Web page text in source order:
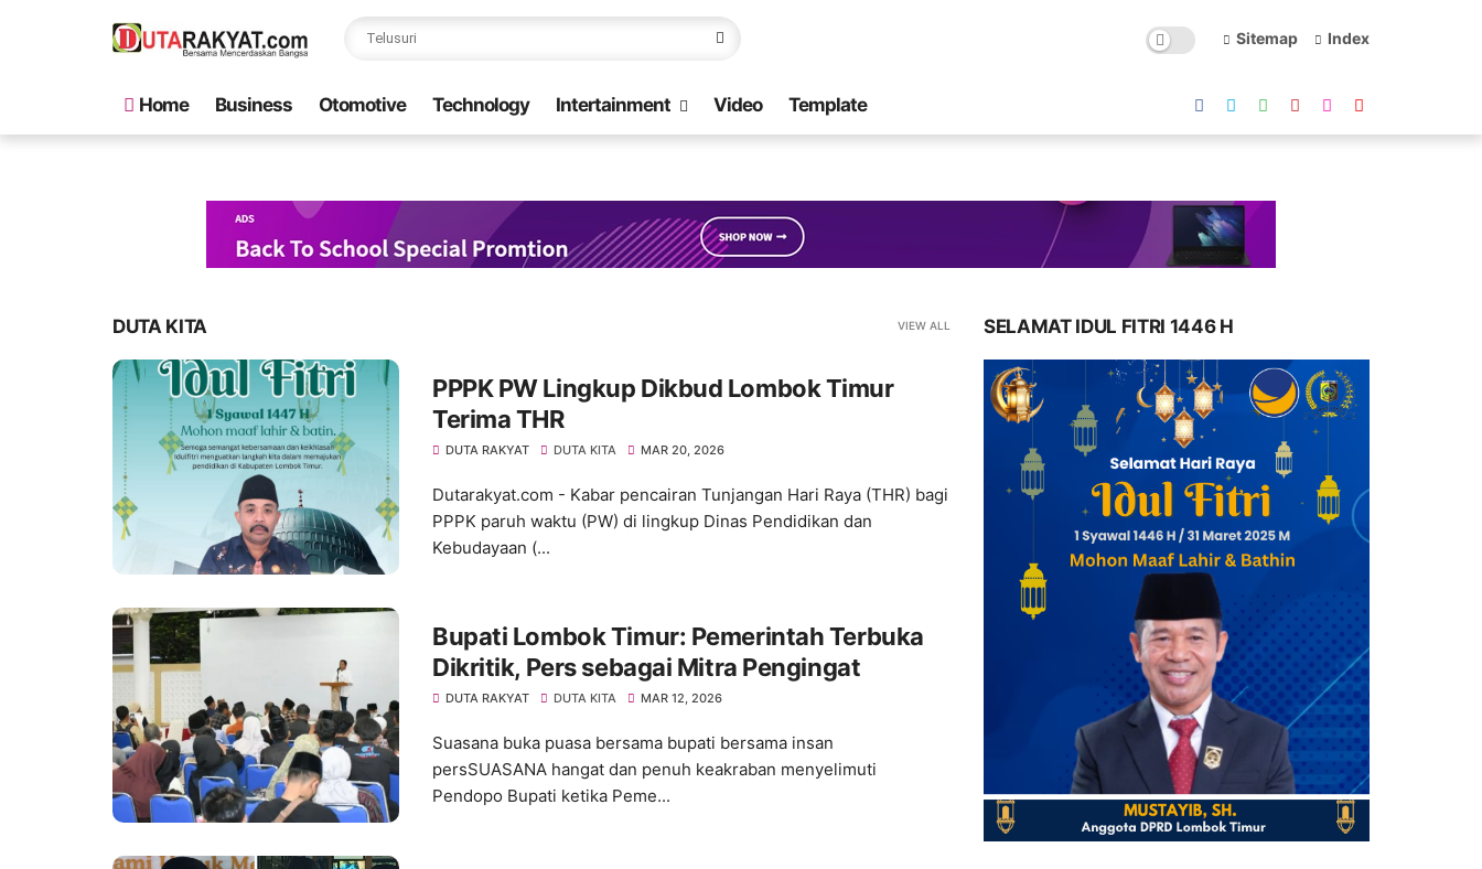
Sitemap Index
Home Business Otomotive Technology Intertainment Video Template
DUTA KITA VIEW ALL
PPPK PW Lingkup Dikbud Lombok Timur
Terima THR
DUTA RAKYAT DUTA KITA MAR 20, 2026
Dutarakyat.com - Kabar pencairan Tunjangan Hari Raya (THR) bagi
PPPK paruh waktu (PW) di lingkup Dinas Pendidikan dan
Kebudayaan (...
Bupati Lombok Timur: Pemerintah Terbuka
Dikritik, Pers sebagai Mitra Pengingat
DUTA RAKYAT DUTA KITA MAR 12, 2026
Suasana buka puasa bersama bupati bersama insan
persSUASANA hangat dan penuh keakraban menyelimuti
Pendopo Bupati ketika Peme...
SELAMAT IDUL FITRI 1446 H